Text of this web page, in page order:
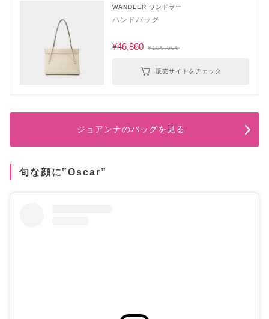
WANDLER ワンドラー
ハンドバッグ
¥46,860 ¥100,600
販売サイトをチェック
ジョアンナのバッグを見る
旬な顔に‟Oscar”